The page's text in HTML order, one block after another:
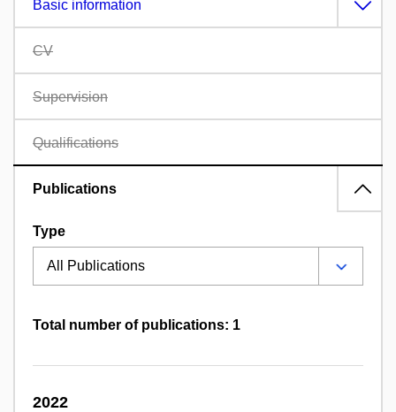
Basic information
CV
Supervision
Qualifications
Publications
Type
Total number of publications: 1
2022